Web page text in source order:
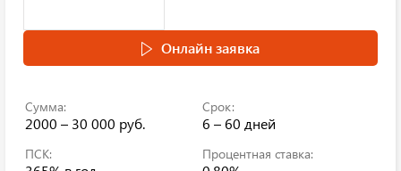
Онлайн заявка
Сумма:
2000 – 30 000 руб.
Срок:
6 – 60 дней
ПСК: Процентная ставка: